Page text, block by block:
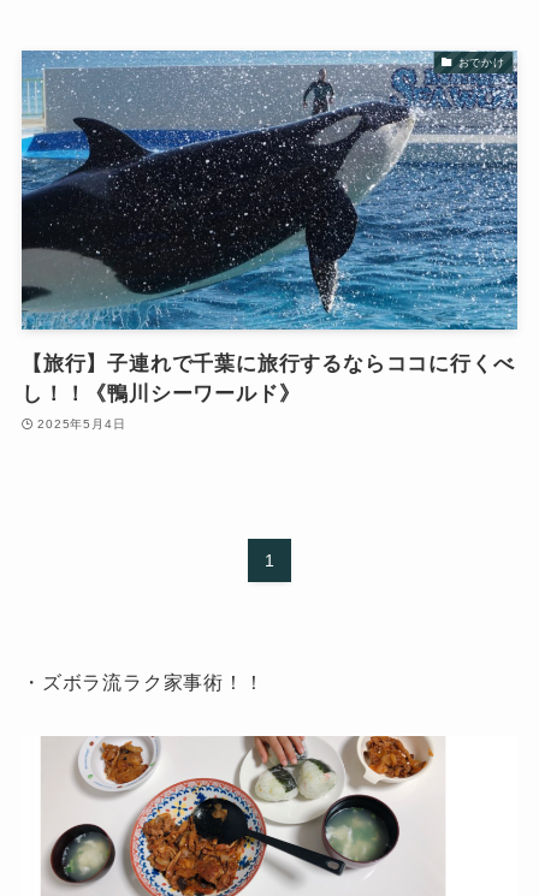
おでかけ
【旅行】子連れで千葉に旅行するならココに行くべ
し！！《鴨川シーワールド》
2025年5月4日
1
・ズボラ流ラク家事術！！